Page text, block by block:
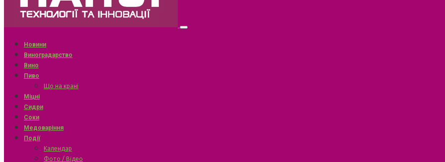
Новини
Виноградарство
Вино
Пиво
Що на крані
Міцні
Сидри
Соки
Медоваріння
Події
Календар
Фото / Відео